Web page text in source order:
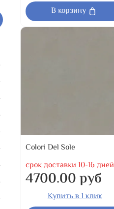
В корзину
Colori Del Sole
срок доставки 10-16 дней
4700.00 руб
Купить в 1 клик